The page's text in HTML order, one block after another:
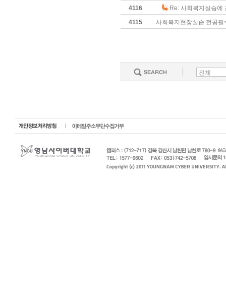
4116
Re: 사회복지실습에
4115
사회복지현장실습 전공필